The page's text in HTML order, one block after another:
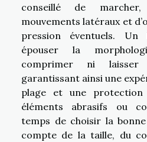
conseillé de
mouvements latéraux et
pression éventuels.
épouser la
comprimer ni
garantissant ainsi une
plage et une
éléments abrasifs ou
temps de choisir la
compte de la taille, du